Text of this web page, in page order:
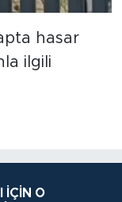
hasar
ilgili
İÇİN O